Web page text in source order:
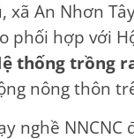
xã An Nhơn
phối hợp với
thống trồng
nông thôn
nghề NNCNC